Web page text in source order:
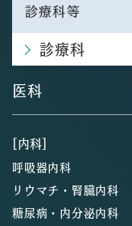
診療科等
診療科
医科
[内科]
呼吸器内科
リウマチ・腎臓内科
糖尿病・内分泌内科